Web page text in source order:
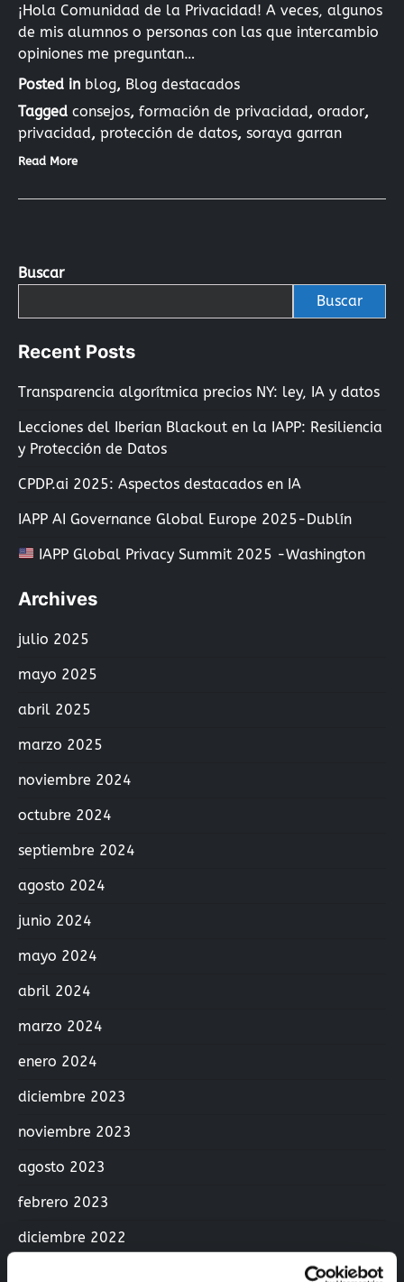
¡Hola Comunidad de la Privacidad! A veces, algunos
de mis alumnos o personas con las que intercambio
opiniones me preguntan…
Posted in blog, Blog destacados
Tagged consejos, formación de privacidad, orador,
privacidad, protección de datos, soraya garran
Read More
Buscar
Buscar
Recent Posts
Transparencia algorítmica precios NY: ley, IA y datos
Lecciones del Iberian Blackout en la IAPP: Resiliencia
y Protección de Datos
CPDP.ai 2025: Aspectos destacados en IA
IAPP AI Governance Global Europe 2025-Dublín
IAPP Global Privacy Summit 2025 -Washington
Archives
julio 2025
mayo 2025
abril 2025
marzo 2025
noviembre 2024
octubre 2024
septiembre 2024
agosto 2024
junio 2024
mayo 2024
abril 2024
marzo 2024
enero 2024
diciembre 2023
noviembre 2023
agosto 2023
febrero 2023
diciembre 2022